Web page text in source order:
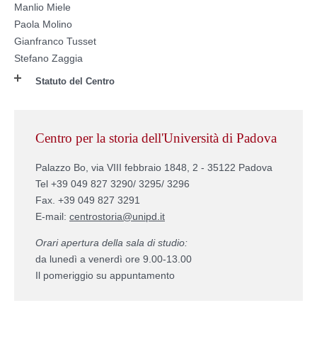
Manlio Miele
Paola Molino
Gianfranco Tusset
Stefano Zaggia
Statuto del Centro
Centro per la storia dell'Università di Padova
Palazzo Bo, via VIII febbraio 1848, 2 - 35122 Padova
Tel +39 049 827 3290/ 3295/ 3296
Fax. +39 049 827 3291
E-mail: centrostoria@unipd.it
Orari apertura della sala di studio:
da lunedì a venerdì ore 9.00-13.00
Il pomeriggio su appuntamento